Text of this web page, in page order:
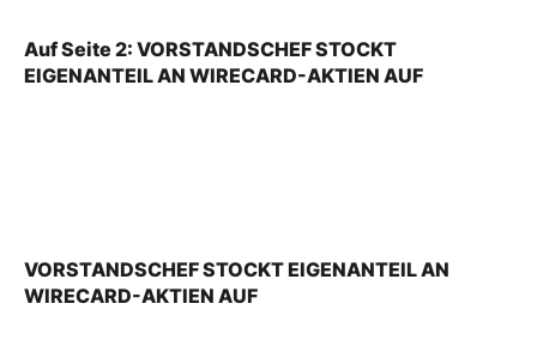
Auf Seite 2: VORSTANDSCHEF STOCKT
EIGENANTEIL AN WIRECARD-AKTIEN AUF
VORSTANDSCHEF STOCKT EIGENANTEIL AN
WIRECARD-AKTIEN AUF